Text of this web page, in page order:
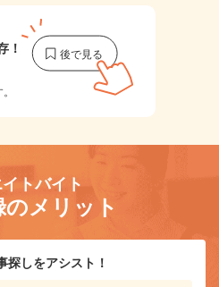
！
トバイト
のメリット
探しをアシスト！